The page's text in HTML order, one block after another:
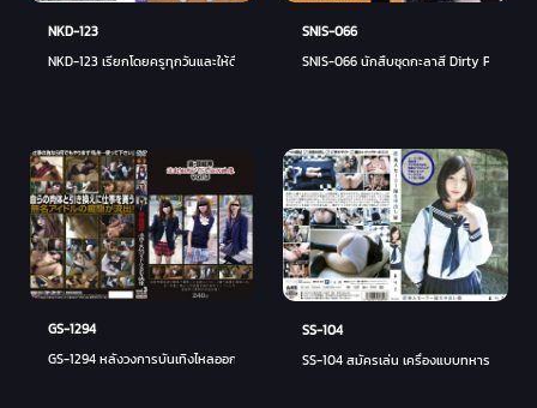
NKD-123
NKD-123 เรียกโดยครูทุกวันและให้ดื่มสเปิร์ม 3 Mayuka Momota - มายุกะ โมโมตะ
SNIS-066
SNIS-066 นักสืบชุดกะลาสี Dirty Pure
GS-1294
GS-1294 หลังวงการบันเทิงไหลออก! คลาส B Idol SEX Video Vol.3
SS-104
SS-104 สมัครเล่น เครื่องแบบทหารเรือ น้ำ